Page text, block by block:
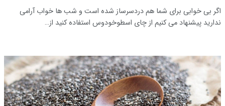
اگر بی خوابی برای شما هم دردسرساز شده است و شب ها خواب آرامی
ندارید پیشنهاد می کنیم از چای اسطوخودوس استفاده کنید از…